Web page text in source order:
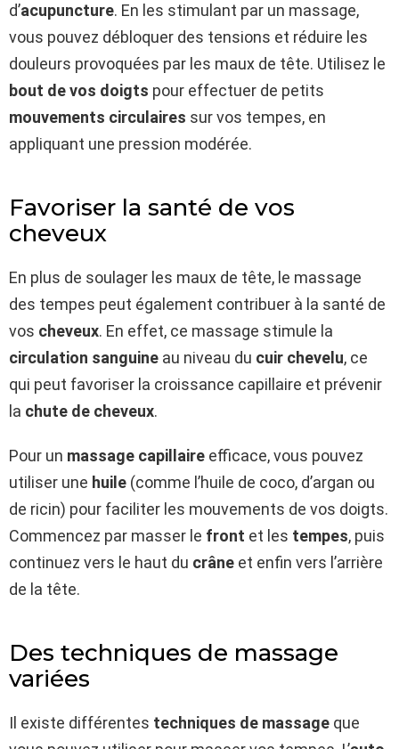
d’acupuncture. En les stimulant par un massage,
vous pouvez débloquer des tensions et réduire les
douleurs provoquées par les maux de tête. Utilisez le
bout de vos doigts pour effectuer de petits
mouvements circulaires sur vos tempes, en
appliquant une pression modérée.
Favoriser la santé de vos
cheveux
En plus de soulager les maux de tête, le massage
des tempes peut également contribuer à la santé de
vos cheveux. En effet, ce massage stimule la
circulation sanguine au niveau du cuir chevelu, ce
qui peut favoriser la croissance capillaire et prévenir
la chute de cheveux.
Pour un massage capillaire efficace, vous pouvez
utiliser une huile (comme l’huile de coco, d’argan ou
de ricin) pour faciliter les mouvements de vos doigts.
Commencez par masser le front et les tempes, puis
continuez vers le haut du crâne et enfin vers l’arrière
de la tête.
Des techniques de massage
variées
Il existe différentes techniques de massage que